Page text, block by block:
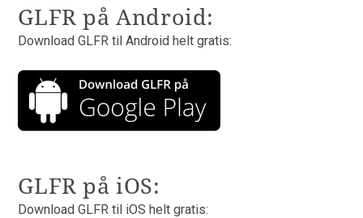
GLFR på Android:
Download GLFR til Android helt gratis:
GLFR på iOS:
Download GLFR til iOS helt gratis: